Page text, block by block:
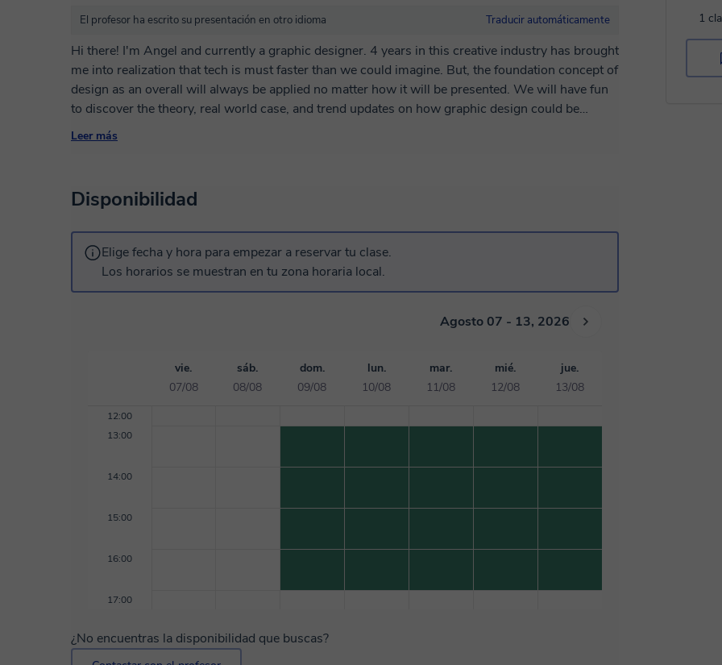
1
El profesor ha escrito su presentación en otro idioma Traducir automáticamente
Hi there! I'm Angel and currently a graphic designer. 4 years in this creative industry has brought
me into realization that tech is must faster than we could imagine. But, the foundation concept of
design as an overall will always be applied no matter how it will be presented. We will have fun
to discover the theory, real world case, and trend updates on how graphic design could be
applied in various work field. Design is easy, but to make it easy is hard :). Let's discuss more of
Leer más
Disponibilidad
Elige fecha y hora para empezar a reservar tu clase.
Los horarios se muestran en tu zona horaria local.
Agosto 07 - 13, 2026
vie.
07/08
sáb.
08/08
dom.
09/08
lun.
10/08
mar.
11/08
mié.
12/08
jue.
13/08
12:00
13:00
14:00
15:00
16:00
17:00
¿No encuentras la disponibilidad que buscas?